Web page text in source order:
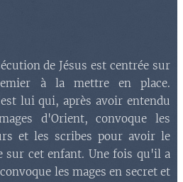
de Jésus est centrée sur
à la mettre en place.
lui qui, après avoir entendu
d'Orient, convoque les
et les scribes pour avoir le
sur cet enfant. Une fois qu'il a
les mages en secret et